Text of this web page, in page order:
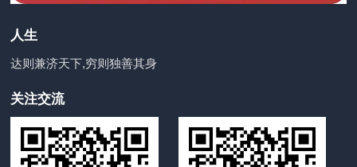
人生
达则兼济天下,穷则独善其身
关注交流